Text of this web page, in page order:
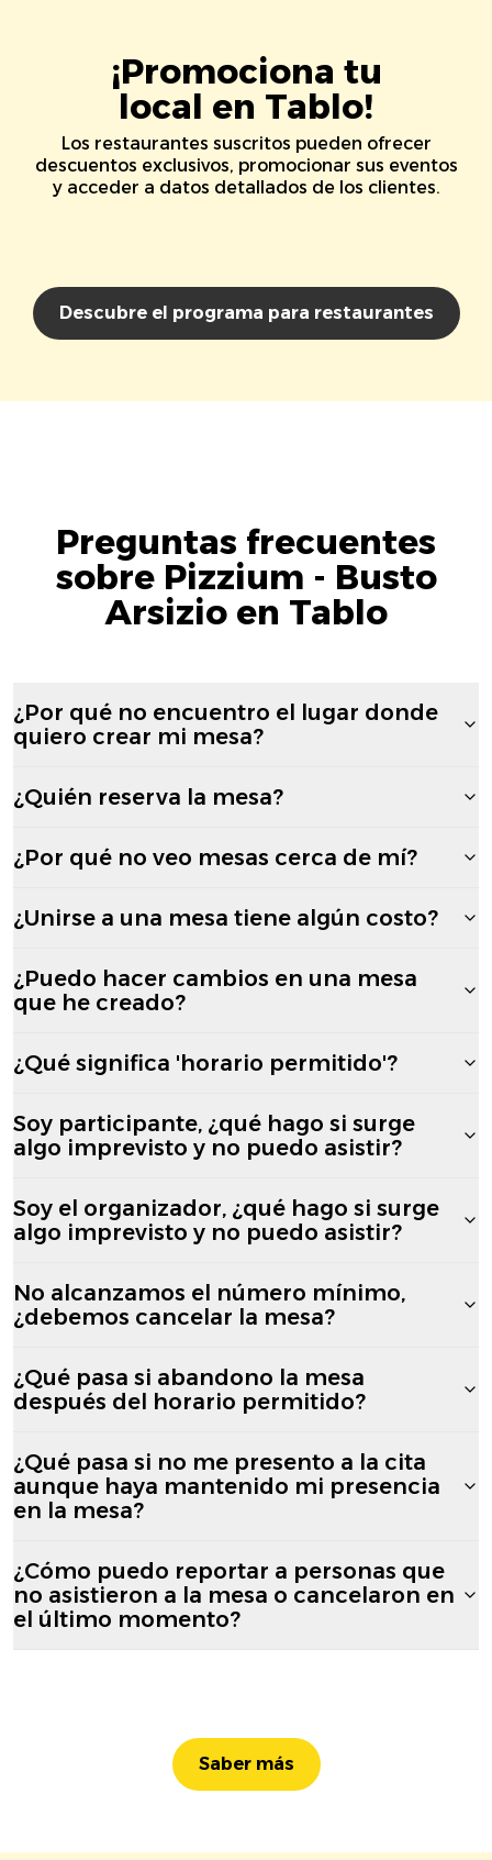
¡Promociona tu
local en Tablo!
Los restaurantes suscritos pueden ofrecer
descuentos exclusivos, promocionar sus eventos
y acceder a datos detallados de los clientes.
Descubre el programa para restaurantes
Preguntas frecuentes
sobre Pizzium - Busto
Arsizio en Tablo
¿Por qué no encuentro el lugar donde
quiero crear mi mesa?
¿Quién reserva la mesa?
¿Por qué no veo mesas cerca de mí?
¿Unirse a una mesa tiene algún costo?
¿Puedo hacer cambios en una mesa
que he creado?
¿Qué significa 'horario permitido'?
Soy participante, ¿qué hago si surge
algo imprevisto y no puedo asistir?
Soy el organizador, ¿qué hago si surge
algo imprevisto y no puedo asistir?
No alcanzamos el número mínimo,
¿debemos cancelar la mesa?
¿Qué pasa si abandono la mesa
después del horario permitido?
¿Qué pasa si no me presento a la cita
aunque haya mantenido mi presencia
en la mesa?
¿Cómo puedo reportar a personas que
no asistieron a la mesa o cancelaron en
el último momento?
Saber más